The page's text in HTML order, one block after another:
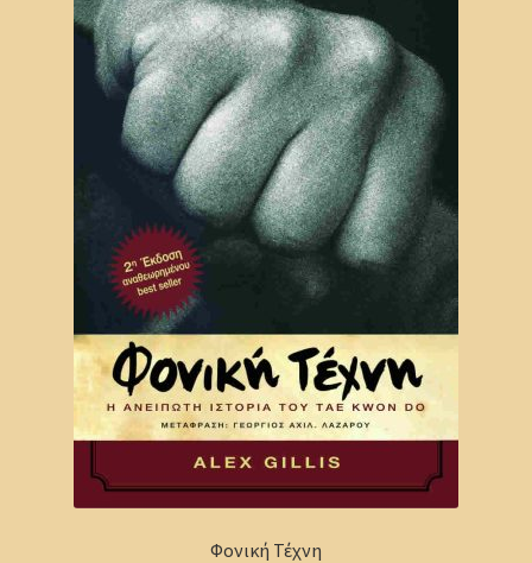
Φονική Τέχνη